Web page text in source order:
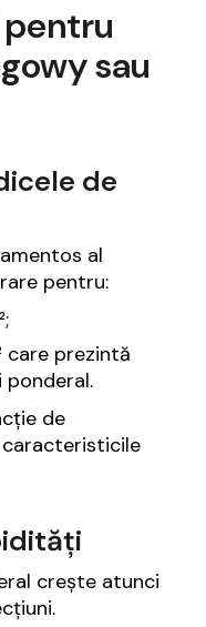
sau
de
al
pentru:
care prezintă
ponderal.
de
crește atunci